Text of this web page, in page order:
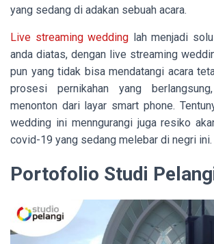
yang sedang di adakan sebuah acara.
Live streaming wedding lah menjadi
anda diatas, dengan live streaming
pun yang tidak bisa mendatangi acara
prosesi pernikahan yang
menonton dari layar smart phone.
wedding ini menngurangi juga resiko
covid-19 yang sedang melebar di negri ini.
Portofolio Studi